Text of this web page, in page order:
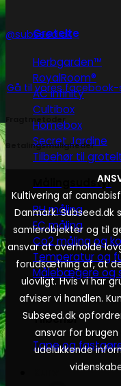
Grotelte
Herbgarden™
RoyalRoom®
AC infinity
Cultibox
Homebox
Secret Jardine
Tilbehør til
Målingsudstyr
PH måling
EC måling
Co2 måling og
Temperatur og
Målebægere og
Tilbehør
Tape og
@subseed.dk
Gå til vores facebook-
Fragtmetoder
Betalingsmuligheder
Kultivering af
Danmark.
samlerobjekter og til
ansvar at overholde
forudsætning af, at
ulovligt. Hvis vi har
afviser vi handlen.
Subseed.dk
ansvar for
udelukkende